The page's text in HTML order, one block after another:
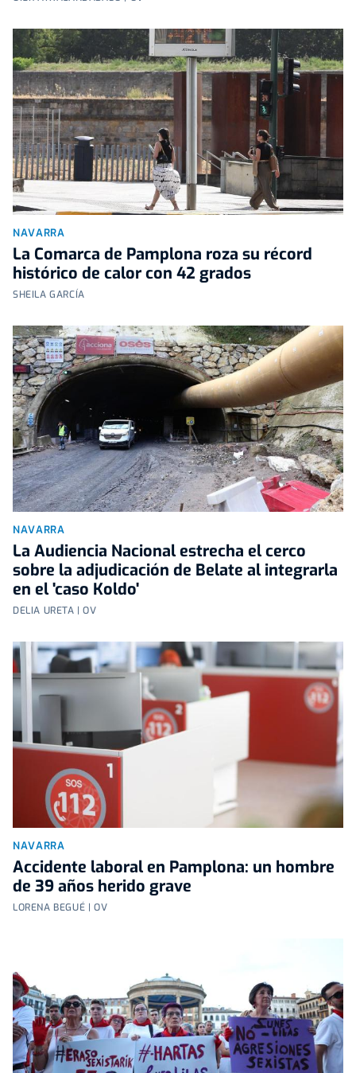
NAVARRA
La Comarca de Pamplona roza su récord
histórico de calor con 42 grados
SHEILA GARCÍA
NAVARRA
La Audiencia Nacional estrecha el cerco
sobre la adjudicación de Belate al integrarla
en el 'caso Koldo'
DELIA URETA | OV
NAVARRA
Accidente laboral en Pamplona: un hombre
de 39 años herido grave
LORENA BEGUÉ | OV